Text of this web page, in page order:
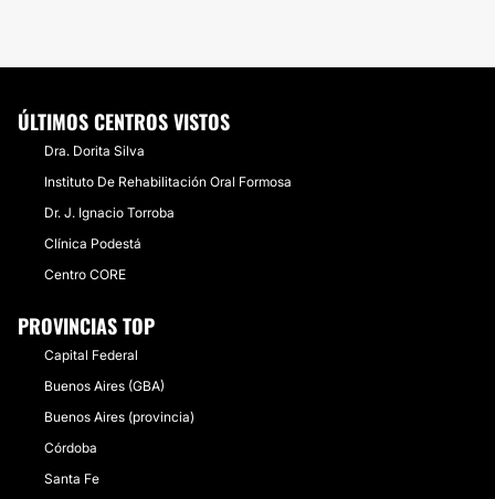
ÚLTIMOS CENTROS VISTOS
Dra. Dorita Silva
Instituto De Rehabilitación Oral Formosa
Dr. J. Ignacio Torroba
Clínica Podestá
Centro CORE
PROVINCIAS TOP
Capital Federal
Buenos Aires (GBA)
Buenos Aires (provincia)
Córdoba
Santa Fe